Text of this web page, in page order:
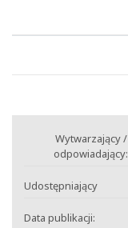
Wytwarzający /
odpowiadający:
Udostępniający
Data publikacji: